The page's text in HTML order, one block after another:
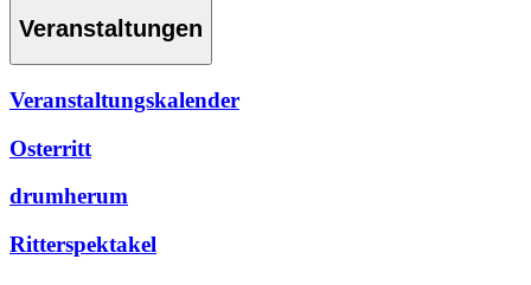
Veranstaltungen
Veranstaltungskalender
Osterritt
drumherum
Ritterspektakel